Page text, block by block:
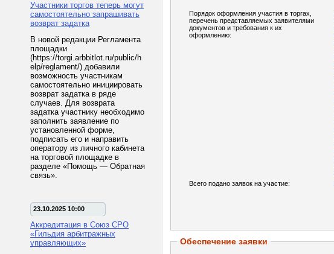
Участники торгов теперь могут
самостоятельно запрашивать
возврат задатка
В новой редакции Регламента
площадки
(https://torgi.arbbitlot.ru/public/h
elp/reglament/) добавили
возможность участникам
самостоятельно инициировать
возврат задатка в ряде
случаев. Для возврата
задатка участнику необходимо
заполнить заявление по
установленной форме,
подписать его и направить
оператору из личного кабинета
на торговой площадке в
разделе «Помощь — Обратная
связь».
23.10.2025 10:00
Аккредитация в Союз СРО
«Гильдия арбитражных
управляющих»
Порядок оформления участия в торгах,
перечень представляемых заявителями
документов и требования к их
оформлению:
Всего подано заявок на участие:
Обеспечение заявки